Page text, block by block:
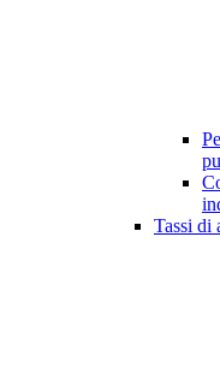
Tassi di